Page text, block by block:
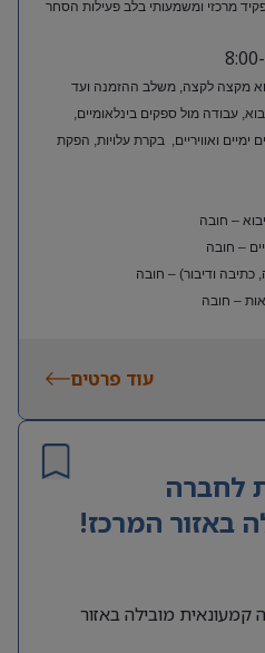
מרכזי ומשמעותי בלב פעילות הסחר
מקצה לקצה, משלב ההזמנה ועד
עבודה מול ספקים בינלאומיים,
ואוויריים, בקרת עלויות, הפקת
– חובה
– חובה
ודיבור) – חובה
עוד פרטים
לחברה
באזור המרכז!
מובילה באזור